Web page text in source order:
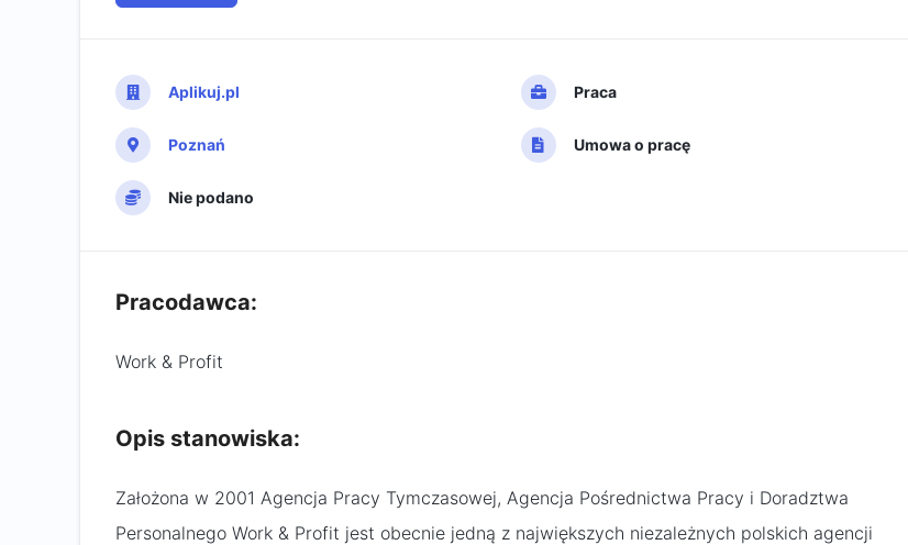
Aplikuj.pl
Poznań
Nie podano
Praca
Umowa o pracę
Pracodawca:
Work & Profit
Opis stanowiska:
Założona w 2001 Agencja Pracy Tymczasowej, Agencja Pośrednictwa Pracy i Doradztwa
Personalnego Work & Profit jest obecnie jedną z największych niezależnych polskich agencji